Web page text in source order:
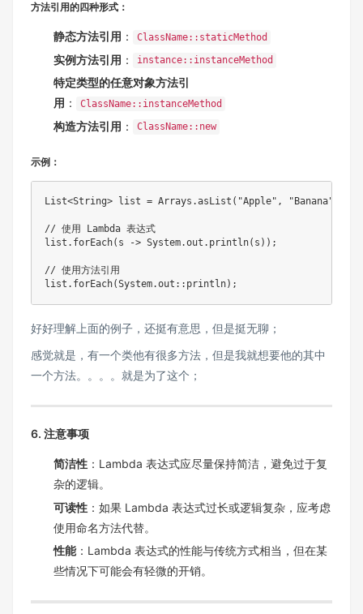
方法引用的四种形式：
静态方法引用 ： ClassName::staticMethod
实例方法引用 ： instance::instanceMethod
特定类型的任意对象方法引
用 ： ClassName::instanceMethod
构造方法引用 ： ClassName::new
示例：
List<String> list = Arrays.asList("Apple", "Banana",
// 使用 Lambda 表达式
list.forEach(s -> System.out.println(s));
// 使用方法引用
list.forEach(System.out::println);
好好理解上面的例子，还挺有意思，但是挺无聊；
感觉就是，有一个类他有很多方法，但是我就想要他的其中
一个方法。。。。就是为了这个；
6. 注意事项
简洁性 ：Lambda 表达式应尽量保持简洁，避免过于复
杂的逻辑。
可读性 ：如果 Lambda 表达式过长或逻辑复杂，应考虑
使用命名方法代替。
性能：Lambda 表达式的性能与传统方式相当，但在某
些情况下可能会有轻微的开销。